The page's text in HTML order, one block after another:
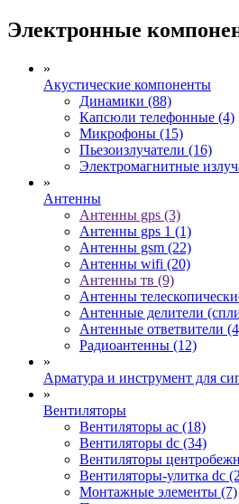
Электронные
»
Акустические компоненты
Динамики (88)
Капсюли телефонные (4)
Микрофоны (15)
Пьезоизлучатели (16)
Электромагнитные
»
Антенны
Антенны gps (3)
Антенны gps 1 (1)
Антенны gsm (22)
Антенны wifi (20)
Антенны тв (9)
Антенны
Антенные делители
Антенные ответвители
Радиоантенны (12)
»
Арматура и инструмент для
»
Вентиляторы
Вентиляторы ac (18)
Вентиляторы dc (34)
Вентиляторы
Вентиляторы-улитка dc
Монтажные элементы (7)